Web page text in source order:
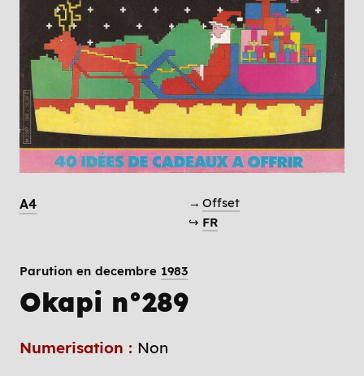
A4 → Offset
↪ FR
Parution en decembre 1983
Okapi n°289
Numerisation : Non